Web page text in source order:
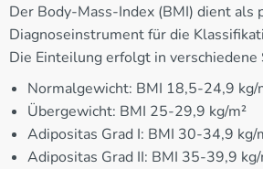
Der Body-Mass-Index (BMI) dient als
Diagnoseinstrument für die
Die Einteilung erfolgt in verschiedene
Normalgewicht: BMI 18,5-24,9 kg/
Übergewicht: BMI 25-29,9 kg/m²
Adipositas Grad I: BMI 30-34,9 kg/
Adipositas Grad II: BMI 35-39,9 kg/